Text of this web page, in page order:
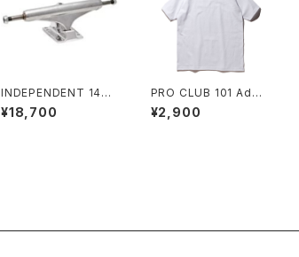
INDEPENDENT 144
STAGE 11 FORGED T
ITANIUM STANDAR
¥18,700
PRO CLUB 101 Adult
Short Sleeve Heavy
Weight Tee プロクラ
¥2,900